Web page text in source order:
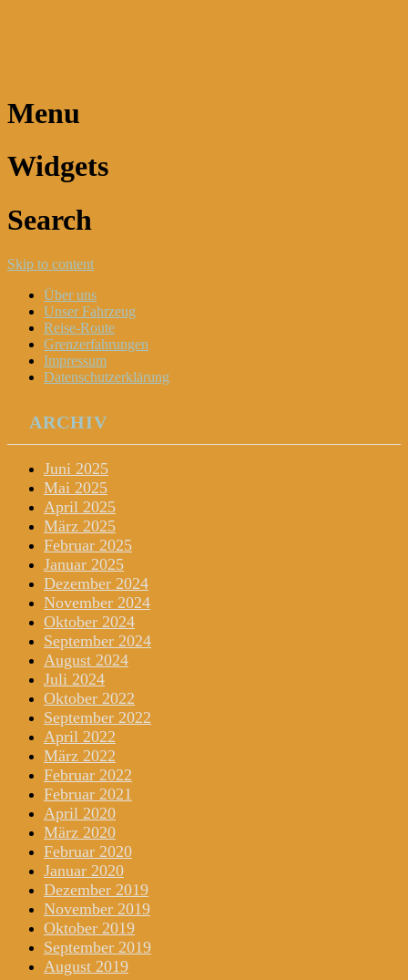
Menu
Widgets
Search
Skip to content
Über uns
Unser Fahrzeug
Reise-Route
Grenzerfahrungen
Impressum
Datenschutzerklärung
ARCHIV
Juni 2025
Mai 2025
April 2025
März 2025
Februar 2025
Januar 2025
Dezember 2024
November 2024
Oktober 2024
September 2024
August 2024
Juli 2024
Oktober 2022
September 2022
April 2022
März 2022
Februar 2022
Februar 2021
April 2020
März 2020
Februar 2020
Januar 2020
Dezember 2019
November 2019
Oktober 2019
September 2019
August 2019